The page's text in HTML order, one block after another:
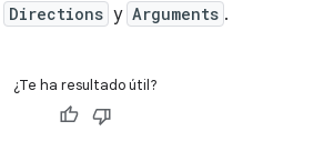
Directions y Arguments .
¿Te ha resultado útil?